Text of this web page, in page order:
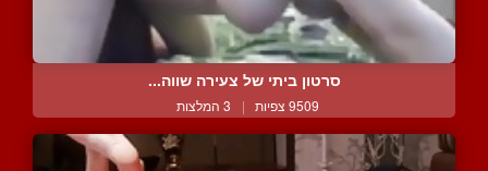
סרטון ביתי של צעירה שווה...
9509 צפיות | 3 המלצות